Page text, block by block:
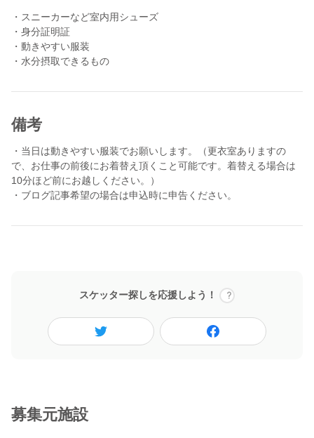
（一記事2000円。申込時にブログ記事希望と入力ください）
＊コロナウイルス感染拡大予防のため、手洗いうがい当日の検温
のご協力および、参加日当日から遡って一週間の平熱であること
します。
▼株式会社結の樹
▼YouTube
http://www.youtube.com/channel/UClDAxgfcMjXLvMVWTX7p2eg?
sub_confirmation=1
・スニーカーなど室内用シューズ
・身分証明証
・動きやすい服装
備考
・当日は動きやすい服装でお願いします。（更衣室ありますの
で、お仕事の前後にお着替え頂くこと可能です。着替える場合は
10分ほど前にお越しください。）
・ブログ記事希望の場合は申込時に申告ください。
スケッター探しを応援しよう！
募集元施設